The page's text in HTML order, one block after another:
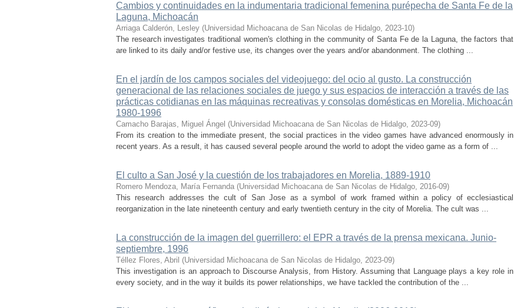
Cambios y continuidades en la indumentaria tradicional femenina purépecha de Santa Fe de la
Laguna, Michoacán
Arriaga Calderón, Lesley (Universidad Michoacana de San Nicolas de Hidalgo, 2023-10)
The research investigates traditional women's clothing in the community of Santa Fe de la Laguna, the factors that
are linked to its daily and/or festive use, its changes over the years and/or abandonment. The clothing ...
En el jardín de los campos sociales del videojuego: del ocio al gusto. La construcción
generacional de las relaciones sociales de juego y sus espacios de interacción a través de las
prácticas cotidianas en las máquinas recreativas y consolas domésticas en Morelia, Michoacán
1980-1996
Camacho Barajas, Miguel Ángel (Universidad Michoacana de San Nicolas de Hidalgo, 2023-09)
From its creation to the immediate present, the social practices in the video games have advanced enormously in
recent years. As a result, it has caused several people around the world to adopt the video game as a form of ...
El culto a San José y la cuestión de los trabajadores en Morelia, 1889-1910
Romero Mendoza, María Fernanda (Universidad Michoacana de San Nicolas de Hidalgo, 2016-09)
This research addresses the cult of San Jose as a symbol of work framed within a policy of ecclesiastical
reorganization in the late nineteenth century and early twentieth century in the city of Morelia. The cult was ...
La construcción de la imagen del guerrillero: el EPR a través de la prensa mexicana. Junio-
septiembre, 1996
Téllez Flores, Abril (Universidad Michoacana de San Nicolas de Hidalgo, 2023-09)
This investigation is an approach to Discourse Analysis, from History. Assuming that Language plays a key role in
every society, and in the way it builds its power relationships, we have tackled the contribution of the ...